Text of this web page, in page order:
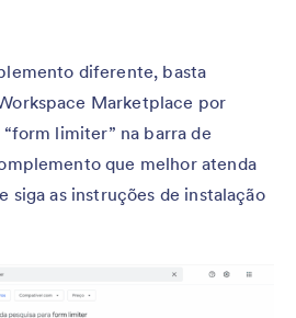
diferente, basta
Marketplace por
limiter” na barra de
que melhor atenda
siga as instruções de instalação